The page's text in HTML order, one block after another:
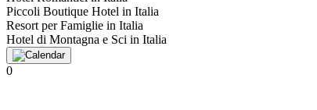
Piccoli Boutique Hotel in Italia
Resort per Famiglie in Italia
Hotel di Montagna e Sci in Italia
0